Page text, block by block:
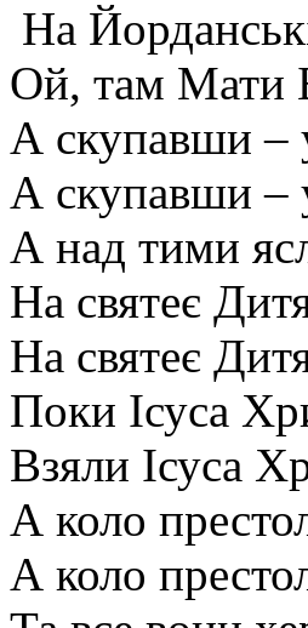
На
Ой, там Мати
А скупавши –
А скупавши –
А над тими
На святеє
На святеє
Поки Ісуса
Взяли Ісуса
А коло
А коло